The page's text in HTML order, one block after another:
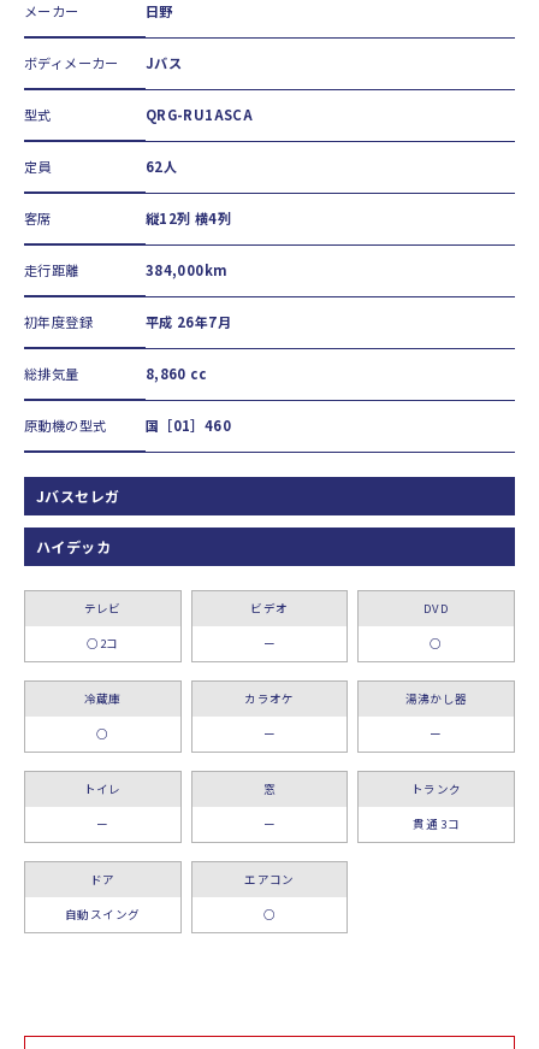
メーカー 日野
ボディメーカー Jバス
型式 QRG-RU1ASCA
定員 62人
客席 縦12列 横4列
走行距離 384,000km
初年度登録 平成 26年7月
総排気量 8,860 cc
原動機の型式 国［01］460
Jバスセレガ
ハイデッカ
テレビ
○2コ
ビデオ
ー
DVD
○
冷蔵庫
○
カラオケ
ー
湯沸かし器
ー
トイレ
ー
窓
ー
トランク
貫通 3コ
ドア
自動スイング
エアコン
○